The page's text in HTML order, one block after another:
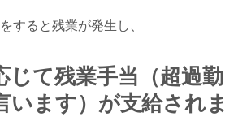
すると残業が発生し、
じて残業手当（超過勤
います）が支給されま